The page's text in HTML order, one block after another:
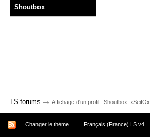
Shoutbox
LS forums → Affichage d'un profil : Shoutbox: xSeifOx
Changer le thème Français (France) LS v4